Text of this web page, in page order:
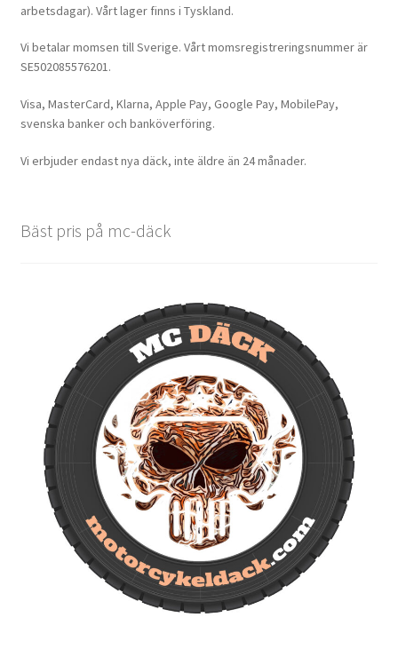
arbetsdagar). Vårt lager finns i Tyskland.
Vi betalar momsen till Sverige. Vårt momsregistreringsnummer är
SE502085576201.
Visa, MasterCard, Klarna, Apple Pay, Google Pay, MobilePay,
svenska banker och banköverföring.
Vi erbjuder endast nya däck, inte äldre än 24 månader.
Bäst pris på mc-däck